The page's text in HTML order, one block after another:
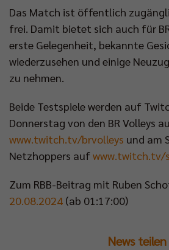
Das Match ist öffentlich
frei. Damit bietet sich auch für
erste Gelegenheit, bekannte
wiederzusehen und einige
zu nehmen.
Beide Testspiele werden auf
Donnerstag von den BR Volleys
www.twitch.tv/brvolleys und am
Netzhoppers auf www.twitch.tv/
Zum RBB-Beitrag mit Ruben
20.08.2024 (ab 01:17:00)
News teilen